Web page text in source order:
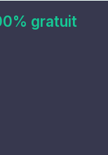
gratuit